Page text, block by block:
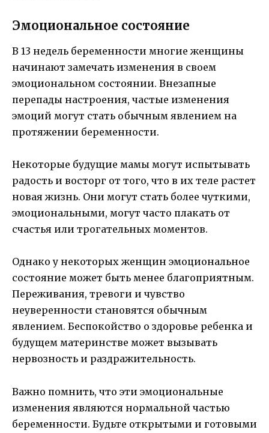
Эмоциональное состояние
В 13 недель беременности многие женщины
начинают замечать изменения в своем
эмоциональном состоянии. Внезапные
перепады настроения, частые изменения
эмоций могут стать обычным явлением на
протяжении беременности.
Некоторые будущие мамы могут испытывать
радость и восторг от того, что в их теле растет
новая жизнь. Они могут стать более чуткими,
эмоциональными, могут часто плакать от
счастья или трогательных моментов.
Однако у некоторых женщин эмоциональное
состояние может быть менее благоприятным.
Переживания, тревоги и чувство
неуверенности становятся обычным
явлением. Беспокойство о здоровье ребенка и
будущем материнстве может вызывать
нервозность и раздражительность.
Важно помнить, что эти эмоциональные
изменения являются нормальной частью
беременности. Будьте открытыми и готовыми